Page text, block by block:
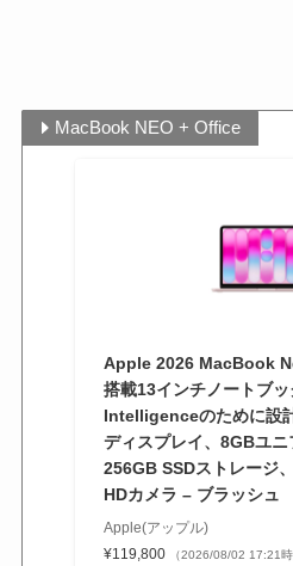
MacBook NEO + Office
Apple 2026 MacBook
搭載13インチノートブ
Intelligenceのために設
ディスプレイ、8GBユニ
256GB SSDストレージ
HDカメラ – ブラッシュ
Apple(アップル)
¥119,800
（2026/08/02 17:21